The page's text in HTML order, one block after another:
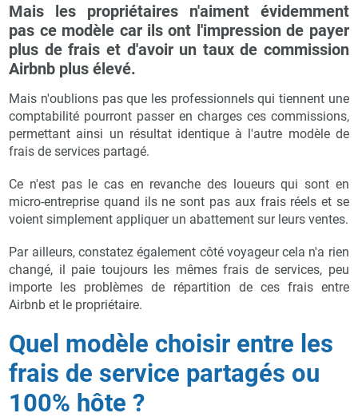
Mais les propriétaires n'aiment évidemment
pas ce modèle car ils ont l'impression de payer
plus de frais et d'avoir un taux de commission
Airbnb plus élevé.
Mais n'oublions pas que les professionnels qui tiennent une
comptabilité pourront passer en charges ces commissions,
permettant ainsi un résultat identique à l'autre modèle de
frais de services partagé.
Ce n'est pas le cas en revanche des loueurs qui sont en
micro-entreprise quand ils ne sont pas aux frais réels et se
voient simplement appliquer un abattement sur leurs ventes.
Par ailleurs, constatez également côté voyageur cela n'a rien
changé, il paie toujours les mêmes frais de services, peu
importe les problèmes de répartition de ces frais entre
Airbnb et le propriétaire.
Quel modèle choisir entre les
frais de service partagés ou
100% hôte ?